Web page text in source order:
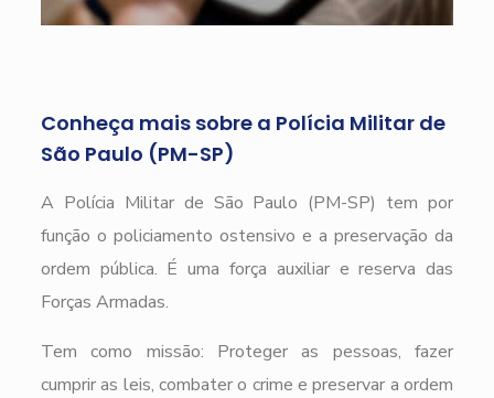
Conheça mais sobre a Polícia Militar de
São Paulo (PM-SP)
A Polícia Militar de São Paulo (PM-SP) tem por
função o policiamento ostensivo e a preservação da
ordem pública. É uma força auxiliar e reserva das
Forças Armadas.
Tem como missão: Proteger as pessoas, fazer
cumprir as leis, combater o crime e preservar a ordem